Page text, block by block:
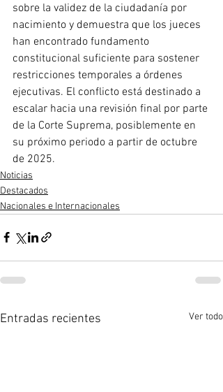
sobre la validez de la ciudadanía por
nacimiento y demuestra que los jueces
han encontrado fundamento
constitucional suficiente para sostener
restricciones temporales a órdenes
ejecutivas. El conflicto está destinado a
escalar hacia una revisión final por parte
de la Corte Suprema, posiblemente en
su próximo periodo a partir de octubre
de 2025.
Noticias
Destacados
Nacionales e Internacionales
Entradas recientes Ver todo